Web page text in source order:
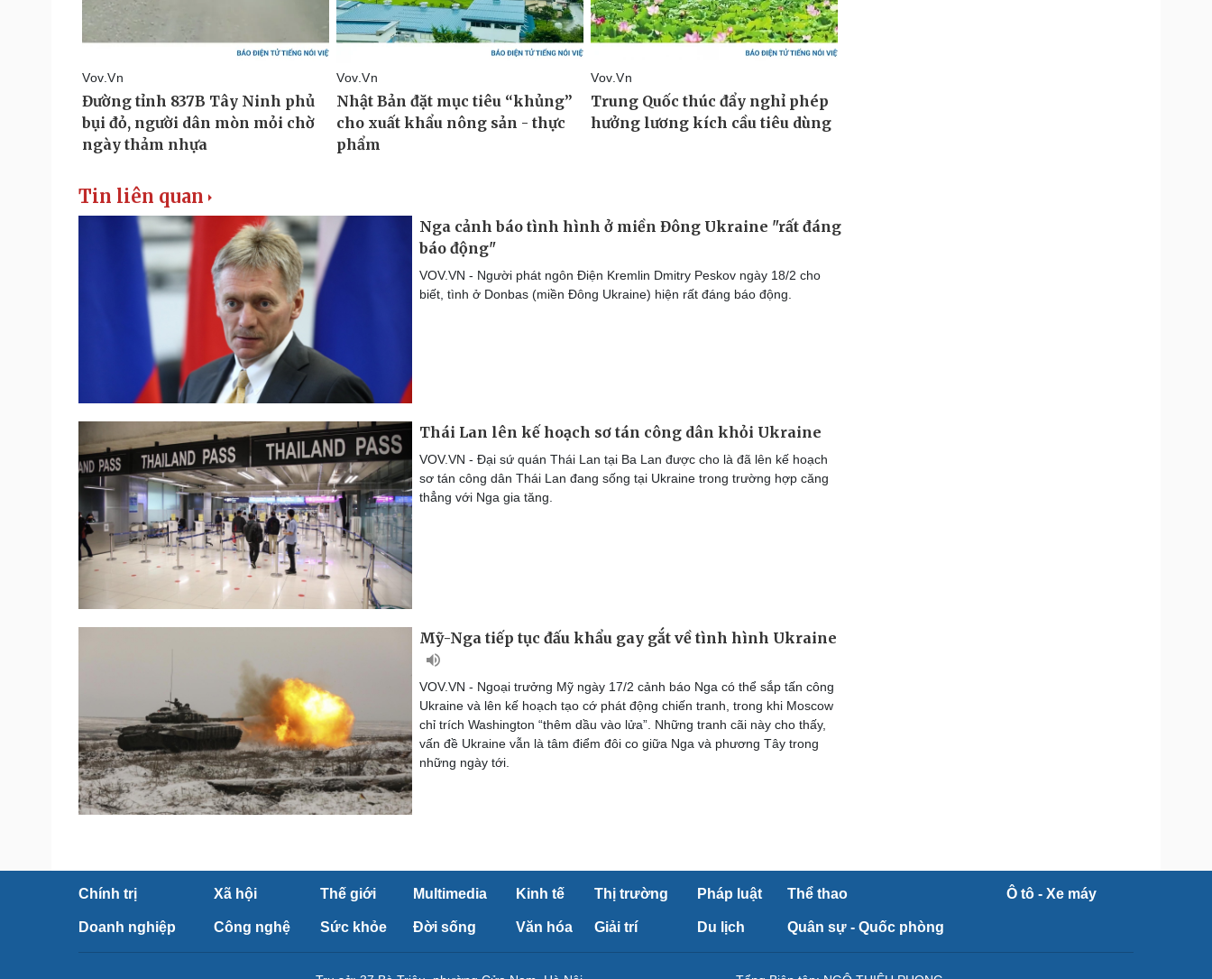
Tin liên quan
Nga cảnh báo tình hình ở miền Đông Ukraine "rất đáng
báo động"
VOV.VN - Người phát ngôn Điện Kremlin Dmitry Peskov ngày 18/2 cho
biết, tình ở Donbas (miền Đông Ukraine) hiện rất đáng báo động.
Thái Lan lên kế hoạch sơ tán công dân khỏi Ukraine
VOV.VN - Đại sứ quán Thái Lan tại Ba Lan được cho là đã lên kế hoạch
sơ tán công dân Thái Lan đang sống tại Ukraine trong trường hợp căng
thẳng với Nga gia tăng.
Mỹ-Nga tiếp tục đấu khẩu gay gắt về tình hình Ukraine
VOV.VN - Ngoại trưởng Mỹ ngày 17/2 cảnh báo Nga có thể sắp tấn công
Ukraine và lên kế hoạch tạo cớ phát động chiến tranh, trong khi Moscow
chỉ trích Washington “thêm dầu vào lửa”. Những tranh cãi này cho thấy,
vấn đề Ukraine vẫn là tâm điểm đôi co giữa Nga và phương Tây trong
những ngày tới.
Chính trị Xã hội Thế giới Multimedia Kinh tế Thị trường Pháp luật Thể thao Ô tô - Xe máy
Doanh nghiệp Công nghệ Sức khỏe Đời sống Văn hóa Giải trí Du lịch Quân sự - Quốc phòng